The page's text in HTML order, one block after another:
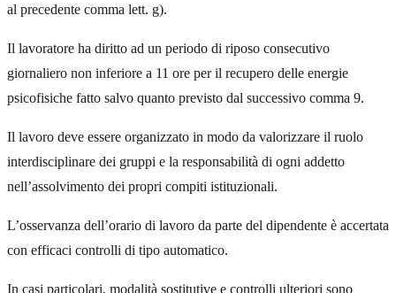
al precedente comma lett. g).
Il lavoratore ha diritto ad un periodo di riposo consecutivo
giornaliero non inferiore a 11 ore per il recupero delle energie
psicofisiche fatto salvo quanto previsto dal successivo comma 9.
Il lavoro deve essere organizzato in modo da valorizzare il ruolo
interdisciplinare dei gruppi e la responsabilità di ogni addetto
nell’assolvimento dei propri compiti istituzionali.
L’osservanza dell’orario di lavoro da parte del dipendente è accertata
con efficaci controlli di tipo automatico.
In casi particolari, modalità sostitutive e controlli ulteriori sono